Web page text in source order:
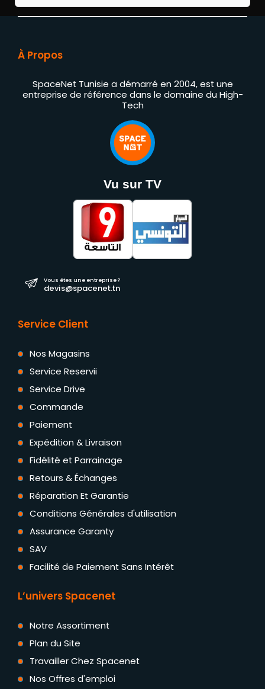
À Propos
SpaceNet Tunisie a démarré en 2004, est une
entreprise de référence dans le domaine du High-
Tech
Vu sur TV
Vous êtes une entreprise ?
devis@spacenet.tn
Service Client
Nos Magasins
Service Reservii
Service Drive
Commande
Paiement
Expédition & Livraison
Fidélité et Parrainage
Retours & Échanges
Réparation Et Garantie
Conditions Générales d'utilisation
Assurance Garanty
SAV
Facilité de Paiement Sans Intérêt
L’univers Spacenet
Notre Assortiment
Plan du Site
Travailler Chez Spacenet
Nos Offres d'emploi